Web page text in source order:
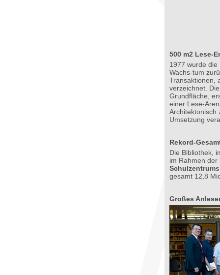
500 m2 Lese-
1977 wurde
Wachs-tum
Transaktionen,
verzeichnet.
Grundfläche,
einer Lese-
Architektonisch
Umsetzung
Rekord-
Die Bibliothek,
im Rahmen
gesamt 12,8
Großes